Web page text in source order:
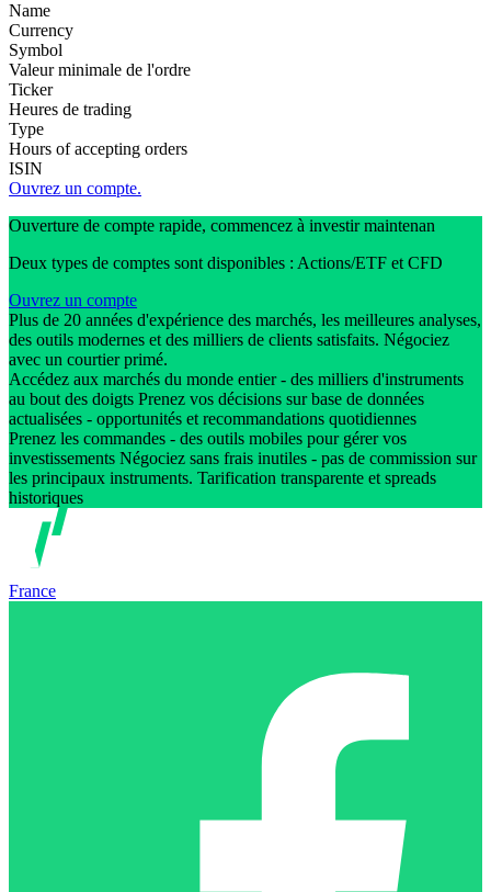
Name
Currency
Symbol
Valeur minimale de l'ordre
Ticker
Heures de trading
Type
Hours of accepting orders
ISIN
Ouvrez un compte.
Ouverture de compte rapide, commencez à investir maintenan
Deux types de comptes sont disponibles : Actions/ETF et CFD
Ouvrez un compte
Plus de 20 années d'expérience des marchés, les meilleures analyses,
des outils modernes et des milliers de clients satisfaits. Négociez
avec un courtier primé.
Accédez aux marchés du monde entier - des milliers d'instruments
au bout des doigts Prenez vos décisions sur base de données
actualisées - opportunités et recommandations quotidiennes
Prenez les commandes - des outils mobiles pour gérer vos
investissements Négociez sans frais inutiles - pas de commission sur
les principaux instruments. Tarification transparente et spreads
historiques
France